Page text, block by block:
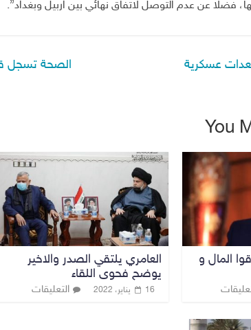
فضلا عن عدم التوصل لاتفاق نهائي بين اربيل وبغداد”.
عسكرية الصحة تسجل
You
المال و
العامري يلتقي الصدر والاخير
يوضح فحوى اللقاء
16 يناير، 2022 التعليقات